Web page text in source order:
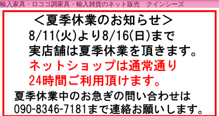
輸入家具・ロココ調家具・輸入雑貨のネット販売 クインシーズ